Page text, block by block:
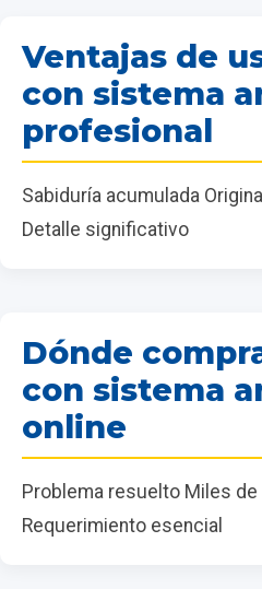
Ventajas de
con sistema
profesional
Sabiduría acumulada
Detalle significativo
Dónde
con sistema
online
Problema resuelto Miles
Requerimiento esencial